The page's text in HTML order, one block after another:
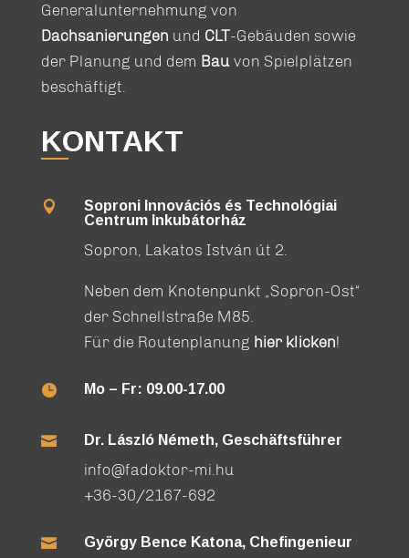
Generalunternehmung von
Dachsanierungen und CLT-Gebäuden sowie
der Planung und dem Bauvon Spielplätzen
beschäftigt.
KONTAKT

Soproni Innovációs és Technológiai
Centrum Inkubátorház
Sopron, Lakatos István út 2.
Neben dem Knotenpunkt „Sopron-Ost“
der Schnellstraße M85.
Für die Routenplanung hier klicken!
 Mo – Fr: 09.00-17.00
 Dr. László Németh, Geschäftsführer
info@fadoktor-mi.hu
+36-30/2167-692
 György Bence Katona, Chefingenieur